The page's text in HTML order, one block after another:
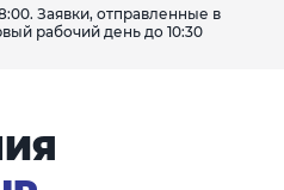
Заявки, отправленные в
рабочий день до 10:30